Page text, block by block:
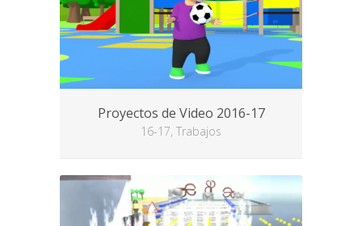
Proyectos de Video 2016-17
16-17, Trabajos